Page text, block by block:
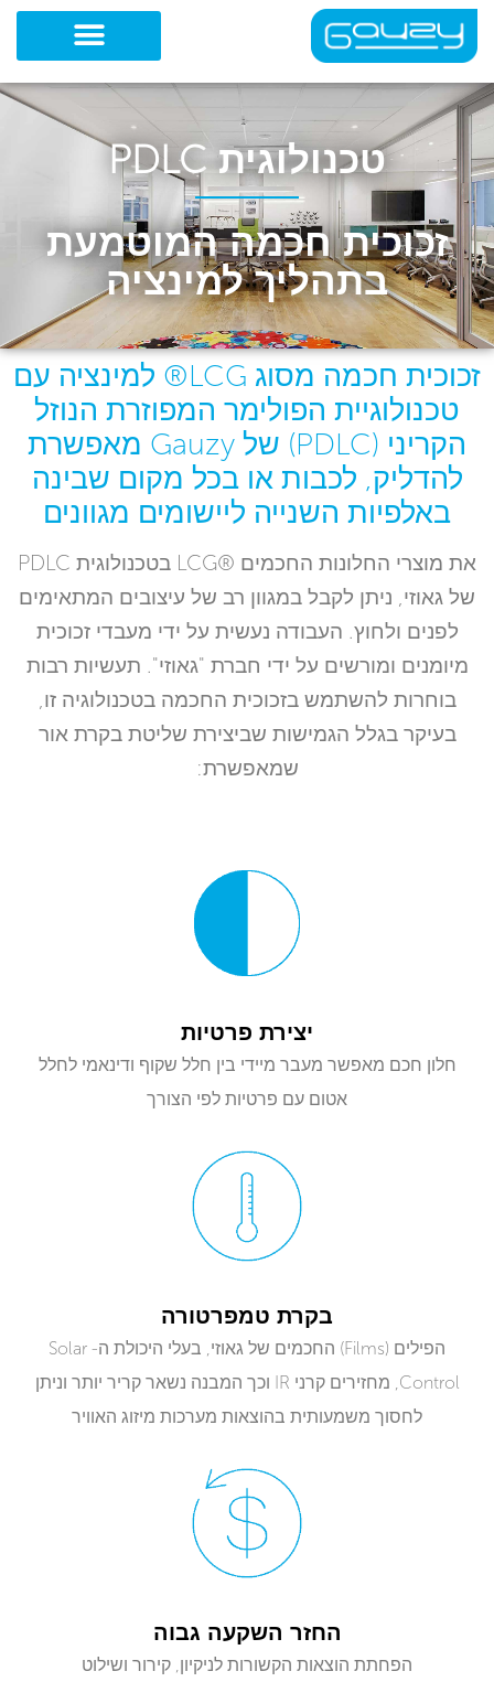
דילוג
לתוכן
טכנולוגית PDLC
זכוכית חכמה המוטמעת
בתהליך למינציה
זכוכית חכמה מסוג LCG® למינציה עם
טכנולוגיית הפולימר המפוזרת הנוזל
הקריני (PDLC) של Gauzy מאפשרת
להדליק, לכבות או בכל מקום שבינה
באלפיות השנייה ליישומים מגוונים
את מוצרי החלונות החכמים ®LCG בטכנולוגית PDLC
של גאוזי, ניתן לקבל במגוון רב של עיצובים המתאימים
לפנים ולחוץ. העבודה נעשית על ידי מעבדי זכוכית
מיומנים ומורשים על ידי חברת "גאוזי". תעשיות רבות
בוחרות להשתמש בזכוכית החכמה בטכנולוגיה זו,
בעיקר בגלל הגמישות שביצירת שליטת בקרת אור
שמאפשרת:
יצירת פרטיות
חלון חכם מאפשר מעבר מיידי בין חלל שקוף ודינאמי לחלל
אטום עם פרטיות לפי הצורך
בקרת טמפרטורה
הפילים (Films) החכמים של גאוזי, בעלי היכולת ה- Solar
Control, מחזירים קרני IR וכך המבנה נשאר קריר יותר וניתן
לחסוך משמעותית בהוצאות מערכות מיזוג האוויר
החזר השקעה גבוה
הפחתת הוצאות הקשורות לניקיון, קירור ושילוט